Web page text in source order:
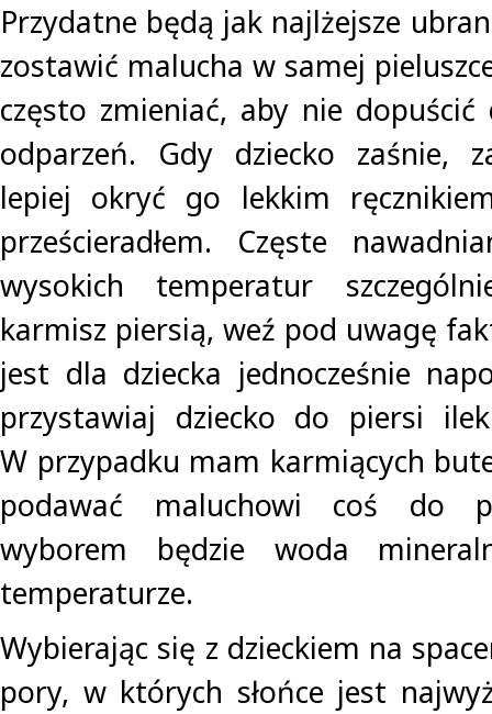
Przydatne będą jak najlżejsze
zostawić malucha w samej
często zmieniać, aby nie
odparzeń. Gdy dziecko zaśnie,
lepiej okryć go lekkim
prześcieradłem. Częste
wysokich temperatur
karmisz piersią, weź pod uwagę
jest dla dziecka jednocześnie
przystawiaj dziecko do piersi
W przypadku mam karmiących
podawać maluchowi coś do
wyborem będzie woda
temperaturze.
Wybierając się z dzieckiem na
pory, w których słońce jest